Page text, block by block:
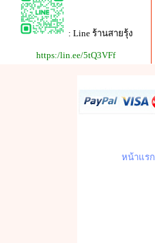
: Line ร้านสายรุ้ง
https:/lin.ee/5tQ3VFf
หน้าแรก